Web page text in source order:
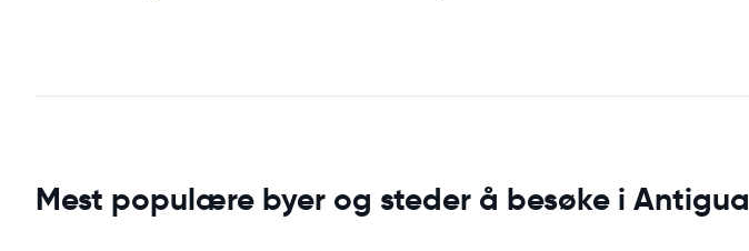
Mest populære byer og steder å besøke i Antigua